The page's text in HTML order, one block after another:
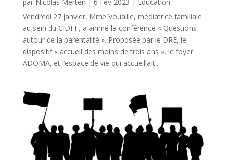
Vendredi 27 janvier, Mme Vouaille, médiatrice familiale
au sein du CIDFF, a animé la conférence « Questions
autour de la parentalité ». Proposée par le DRE, le
dispositif « accueil des moins de trois ans », le foyer
ADOMA, et l’espace de vie qui accueillait...